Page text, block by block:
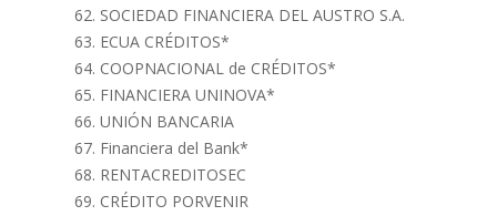
SOCIEDAD FINANCIERA DEL AUSTRO S.A.
ECUA CRÉDITOS*
COOPNACIONAL de CRÉDITOS*
FINANCIERA UNINOVA*
UNIÓN BANCARIA
Financiera del Bank*
RENTACREDITOSEC
CRÉDITO PORVENIR